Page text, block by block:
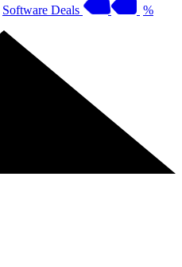
Software Deals %